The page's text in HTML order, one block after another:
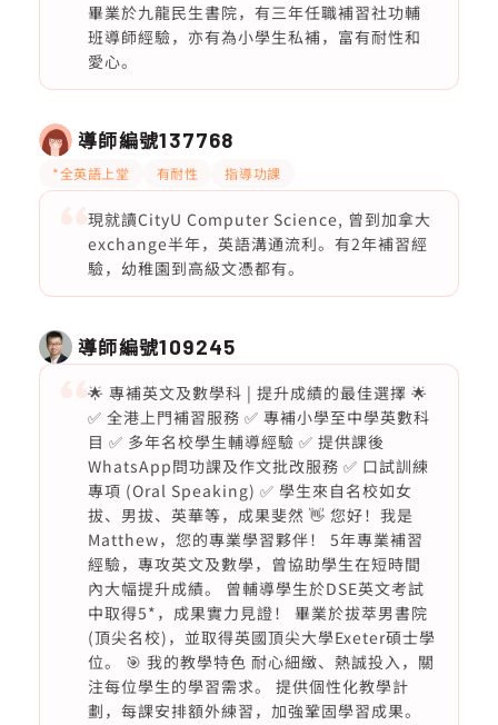
畢業於九龍民生書院，有三年任職補習社功輔
班導師經驗，亦有為小學生私補，富有耐性和
愛心。
導師編號137768
*全英語上堂 有耐性 指導功課
現就讀CityU Computer Science, 曾到加拿大
exchange半年，英語溝通流利。有2年補習經
驗，幼稚園到高級文憑都有。
導師編號109245
🌟 專補英文及數學科 | 提升成績的最佳選擇 🌟
✅ 全港上門補習服務 ✅ 專補小學至中學英數科
目 ✅ 多年名校學生輔導經驗 ✅ 提供課後
WhatsApp問功課及作文批改服務 ✅ 口試訓練
專項 (Oral Speaking) ✅ 學生來自名校如女
拔、男拔、英華等，成果斐然 👋 您好！我是
Matthew，您的專業學習夥伴！ 5年專業補習
經驗，專攻英文及數學，曾協助學生在短時間
內大幅提升成績。 曾輔導學生於DSE英文考試
中取得5*，成果實力見證！ 畢業於拔萃男書院
(頂尖名校)，並取得英國頂尖大學Exeter碩士學
位。 🎯 我的教學特色 耐心細緻、熱誠投入，關
注每位學生的學習需求。 提供個性化教學計
劃，每課安排額外練習，加強鞏固學習成果。